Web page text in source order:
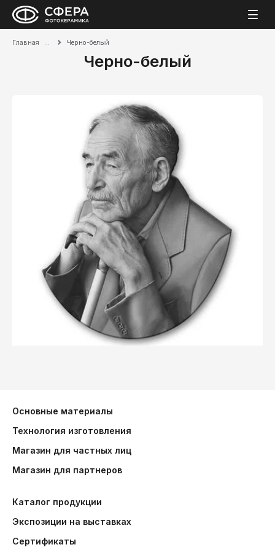
Главная Черно-белый
Черно-белый
Основные материалы
Технология изготовления
Магазин для частных лиц
Магазин для партнеров
Каталог продукции
Экспозиции на выставках
Сертификаты